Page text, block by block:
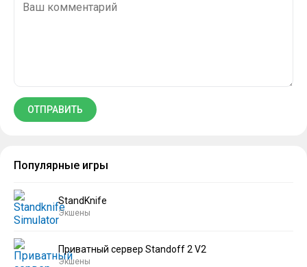
Популярные игры
StandKnife
Экшены
Приватный сервер Standoff 2 V2
Экшены